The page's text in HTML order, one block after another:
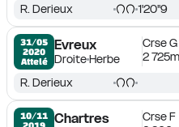
R. Derieux 1'20''9
31/05
2020
Attelé
Evreux
DroiteHerbe
Crse G
2 725m
R. Derieux
10/11
Chartres Crse F